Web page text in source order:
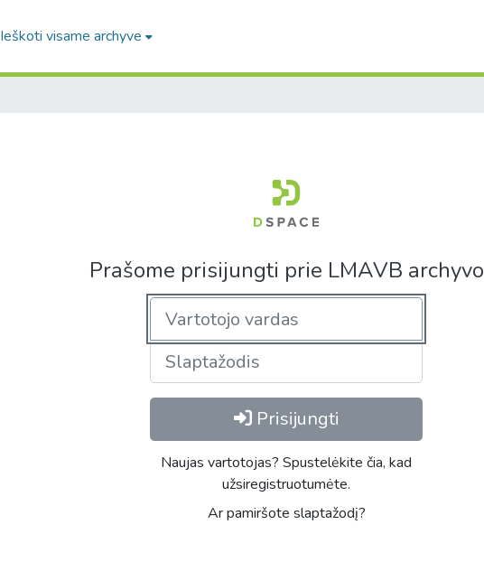
Ieškoti visame archyve
Prašome prisijungti prie LMAVB archyvo
Prisijungti
Naujas vartotojas? Spustelėkite čia, kad
užsiregistruotumėte.
Ar pamiršote slaptažodį?